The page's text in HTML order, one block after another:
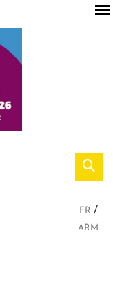
FR
ARM